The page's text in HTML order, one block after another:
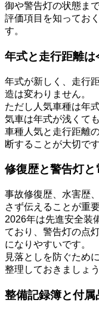
御や警告灯の状態ま
評価項目を知ってお
す。
年式と走行距離
年式が新しく、走行
造は変わりません。
ただし人気車種は年
気車は年式が浅くて
車種人気と走行距離
断することが大切です
修復歴と警告灯
事故修復歴、水害歴
さず伝えることが重要
2026年は先進安全装
ており、警告灯の点
になりやすいです。
見落としを防ぐため
整理しておきましょう
整備記録簿と付